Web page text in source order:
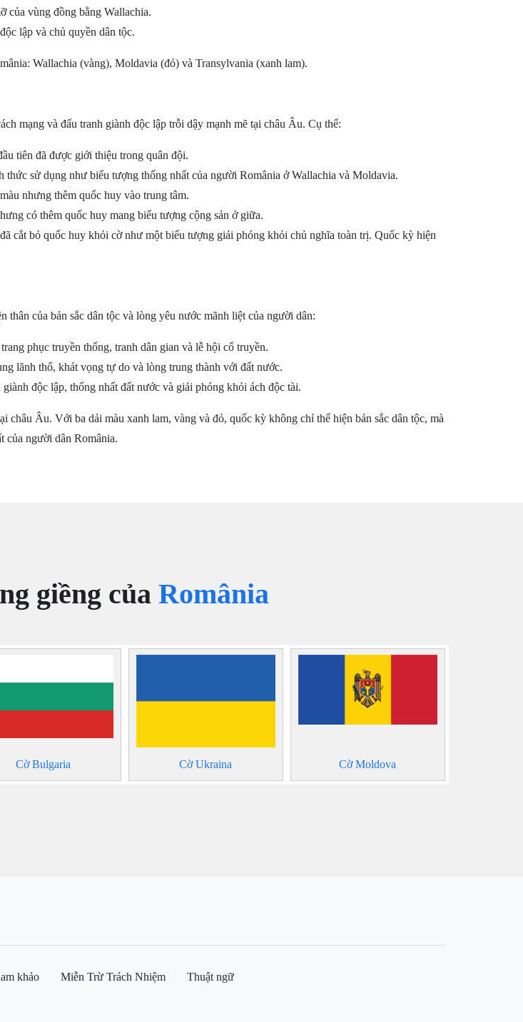
của vùng đồng bằng Wallachia.
lập và chủ quyền dân tộc.
Wallachia (vàng), Moldavia (đỏ) và Transylvania (xanh lam).
mạng và đấu tranh giành độc lập trỗi dậy mạnh mẽ tại châu Âu. Cụ thể:
tiên đã được giới thiệu trong quân đội.
sử dụng như biểu tượng thống nhất của người România ở Wallachia và Moldavia.
nhưng thêm quốc huy vào trung tâm.
có thêm quốc huy mang biểu tượng cộng sản ở giữa.
cắt bỏ quốc huy khỏi cờ như một biểu tượng giải phóng khỏi chủ nghĩa toàn trị. Quốc kỳ hiện
của bản sắc dân tộc và lòng yêu nước mãnh liệt của người dân:
phục truyền thống, tranh dân gian và lễ hội cổ truyền.
lãnh thổ, khát vọng tự do và lòng trung thành với đất nước.
độc lập, thống nhất đất nước và giải phóng khỏi ách độc tài.
Âu. Với ba dải màu xanh lam, vàng và đỏ, quốc kỳ không chỉ thể hiện bản sắc dân tộc, mà
của người dân România.
giềng của România
Cờ Bulgaria Cờ Ukraina Cờ Moldova
khảo Miễn Trừ Trách Nhiệm Thuật ngữ